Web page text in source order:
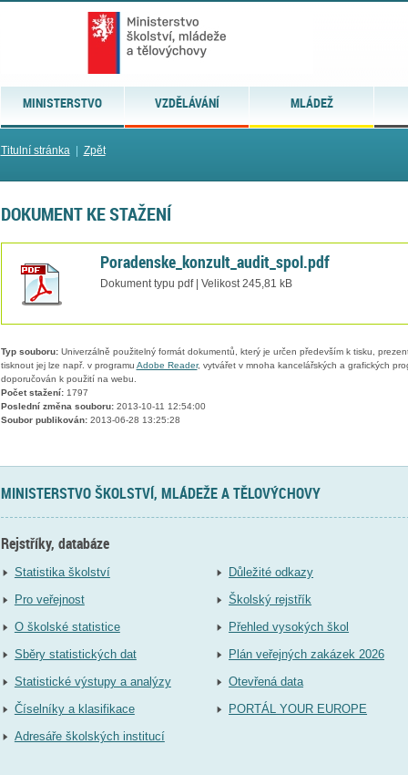
MINISTERSTVO VZDĚLÁVÁNÍ MLÁDEŽ
Titulní stránka| Zpět
DOKUMENT KE STAŽENÍ
Poradenske_konzult_audit_spol.pdf
Dokument typu pdf | Velikost 245,81 kB
Typ souboru:Univerzálně použitelný formát dokumentů, který je určen především k tisku,
tisknout jej lze např. v programu Adobe Reader, vytvářet v mnoha kancelářských a grafických
doporučován k použití na webu.
Počet stažení:1797
Poslední změna souboru:2013-10-11 12:54:00
Soubor publikován:2013-06-28 13:25:28
MINISTERSTVO ŠKOLSTVÍ, MLÁDEŽE A TĚLOVÝCHOVY
Rejstříky, databáze
Statistika školství
Pro veřejnost
O školské statistice
Sběry statistických dat
Statistické výstupy a analýzy
Číselníky a klasifikace
Adresáře školských institucí
Důležité odkazy
Školský rejstřík
Přehled vysokých škol
Plán veřejných zakázek 2026
Otevřená data
PORTÁL YOUR EUROPE